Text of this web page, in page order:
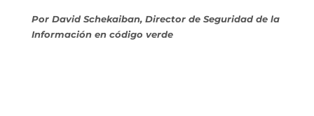
Por David Schekaiban, Director de Seguridad de la
Información en código verde